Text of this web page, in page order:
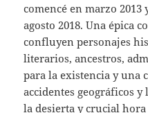
comencé en marzo
agosto 2018. Una épica
confluyen personajes
literarios, ancestros,
para la existencia y una
accidentes geográficos
la desierta y crucial